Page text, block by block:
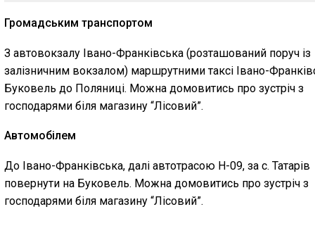
Громадським транспортом
З автовокзалу Івано-Франківська (розташований поруч із
залізничним вокзалом) маршрутними таксі Івано-
Буковель до Поляниці. Можна домовитись про зустріч з
господарями біля магазину “Лісовий”.
Автомобілем
До Івано-Франківська, далі автотрасою H-09, за с. Татарів
повернути на Буковель. Можна домовитись про зустріч з
господарями біля магазину “Лісовий”.